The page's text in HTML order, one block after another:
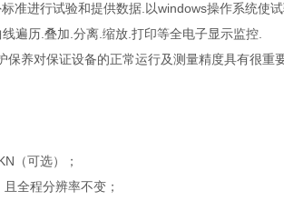
准进行试验和提供数据.以windows操作系统使
遍历.叠加.分离.缩放.打印等全电子显示监控.
养对保证设备的正常运行及测量精度具有很重
（可选）；
全程分辨率不变；